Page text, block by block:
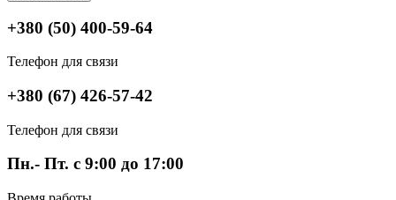
+380 (50) 400-59-64
Телефон для связи
+380 (67) 426-57-42
Телефон для связи
Пн.- Пт. с 9:00 до 17:00